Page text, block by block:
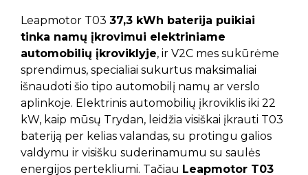
Leapmotor T03 37,3 kWh baterija puikiai
tinka namų įkrovimui elektriniame
automobilių įkroviklyje, ir V2C mes sukūrėme
sprendimus, specialiai sukurtus maksimaliai
išnaudoti šio tipo automobilį namų ar verslo
aplinkoje. Elektrinis automobilių įkroviklis iki 22
kW, kaip mūsų Trydan, leidžia visiškai įkrauti T03
bateriją per kelias valandas, su protingu galios
valdymu ir visišku suderinamumu su saulės
energijos pertekliumi. Tačiau Leapmotor T03